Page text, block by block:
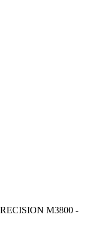
M3800 -